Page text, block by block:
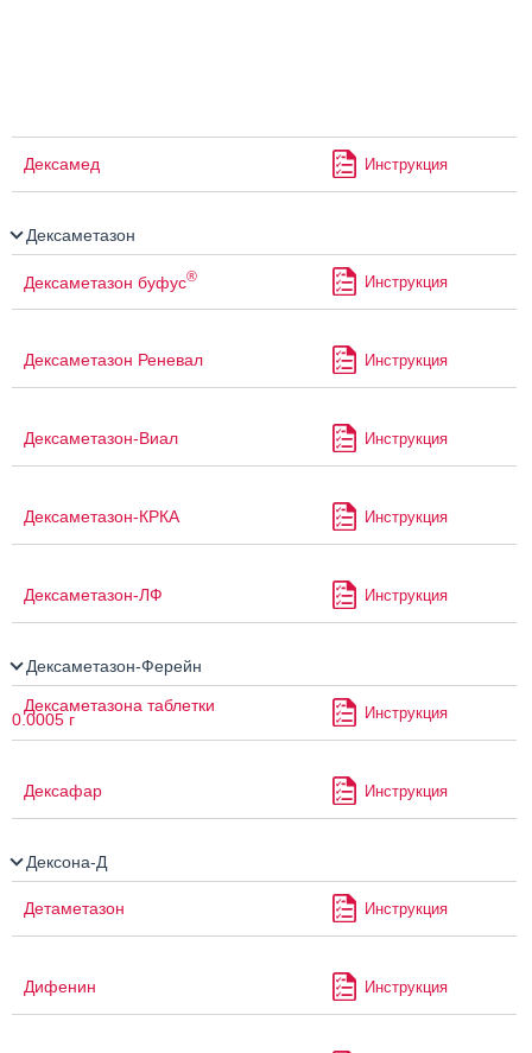
Дексамед Инструкция
Дексаметазон
Дексаметазон буфус® Инструкция
Дексаметазон Реневал Инструкция
Дексаметазон-Виал Инструкция
Дексаметазон-КРКА Инструкция
Дексаметазон-ЛФ Инструкция
Дексаметазон-Ферейн
Дексаметазона таблетки
0.0005 г Инструкция
Дексафар Инструкция
Дексона-Д
Детаметазон Инструкция
Дифенин Инструкция